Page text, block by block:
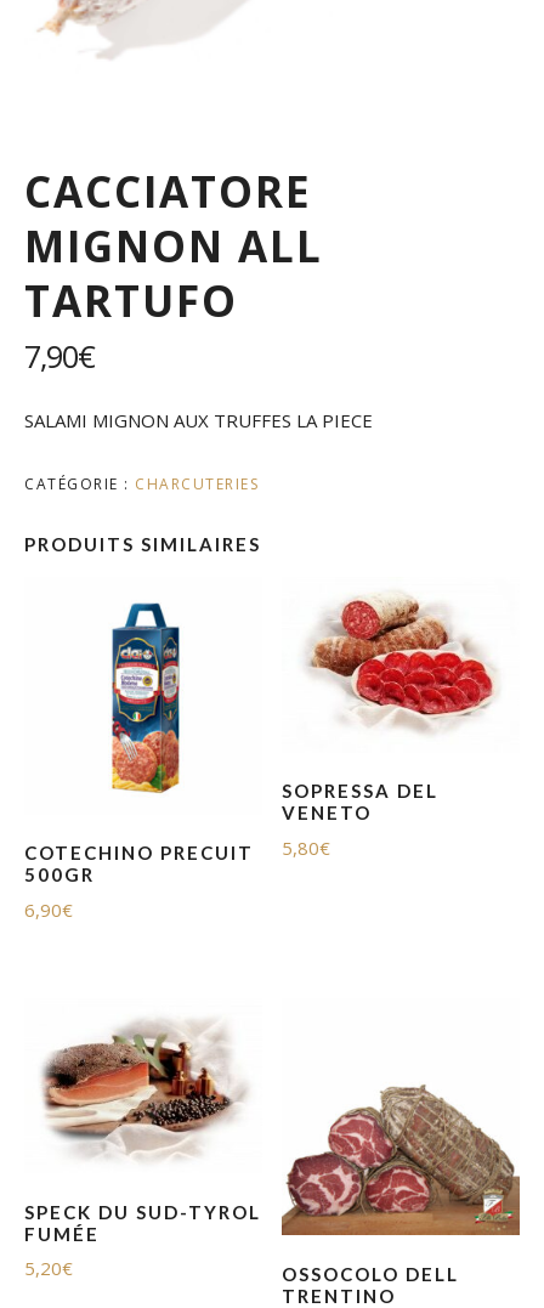
CACCIATORE
MIGNON ALL
TARTUFO
7,90€
SALAMI MIGNON AUX TRUFFES LA PIECE
CATÉGORIE : CHARCUTERIES
PRODUITS SIMILAIRES
COTECHINO PRECUIT
500GR
6,90€
SOPRESSA DEL
VENETO
5,80€
SPECK DU SUD-TYROL
FUMÉE
5,20€
OSSOCOLO DELL
TRENTINO